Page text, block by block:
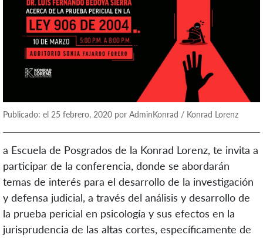
Publicado: el 25 febrero, 2020 por AdminKonrad / Konrad Lorenz
a Escuela de Posgrados de la Konrad Lorenz, te invita a
participar de la conferencia, donde se abordarán
temas de interés para el desarrollo de la investigación
y defensa judicial, a través del análisis y desarrollo de
la prueba pericial en psicología y sus efectos en la
jurisprudencia de las altas cortes, específicamente de